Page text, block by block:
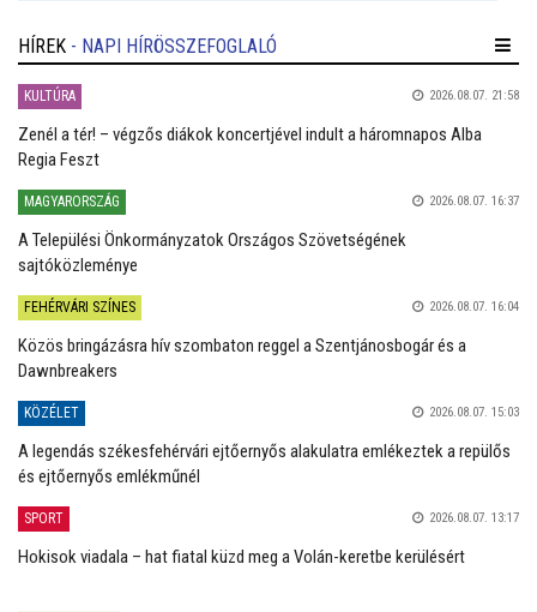
HÍREK - NAPI HÍRÖSSZEFOGLALÓ
KULTÚRA 2026.08.07. 21:58
Zenél a tér! – végzős diákok koncertjével indult a háromnapos Alba
Regia Feszt
MAGYARORSZÁG 2026.08.07. 16:37
A Települési Önkormányzatok Országos Szövetségének
sajtóközleménye
FEHÉRVÁRI SZÍNES 2026.08.07. 16:04
Közös bringázásra hív szombaton reggel a Szentjánosbogár és a
Dawnbreakers
KÖZÉLET 2026.08.07. 15:03
A legendás székesfehérvári ejtőernyős alakulatra emlékeztek a repülős
és ejtőernyős emlékműnél
SPORT 2026.08.07. 13:17
Hokisok viadala – hat fiatal küzd meg a Volán-keretbe kerülésért